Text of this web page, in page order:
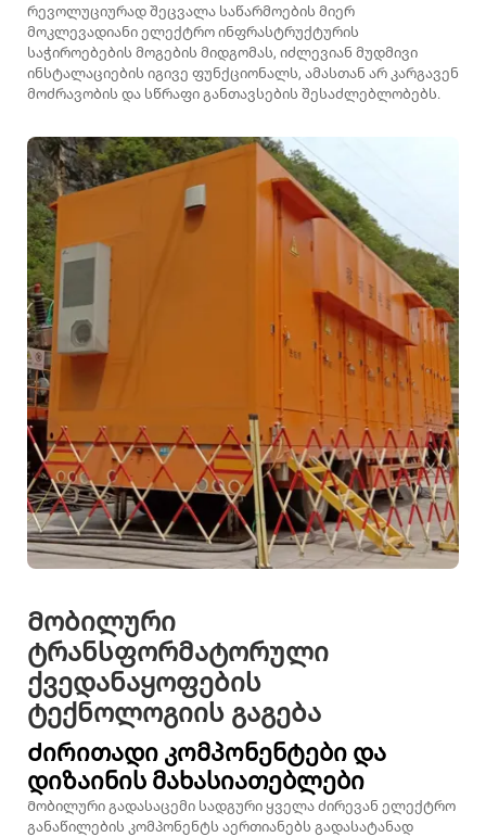
რევოლუციურად შეცვალა საწარმოების მიერ
მოკლევადიანი ელექტრო ინფრასტრუქტურის
საჭიროებების მოგების მიდგომას, იძლევიან მუდმივი
ინსტალაციების იგივე ფუნქციონალს, ამასთან არ კარგავენ
მოძრავობის და სწრაფი განთავსების შესაძლებლობებს.
Მობილური
ტრანსფორმატორული
ქვედანაყოფების
ტექნოლოგიის გაგება
Ძირითადი კომპონენტები და
დიზაინის მახასიათებლები
Მობილური გადასაცემი სადგური ყველა ძირევან ელექტრო
განაწილების კომპონენტს აერთიანებს გადასატანად